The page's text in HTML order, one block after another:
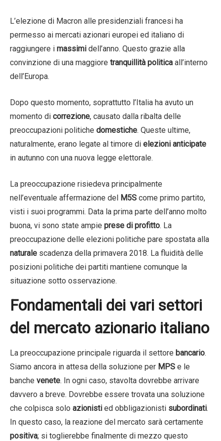
L’elezione di Macron alle presidenziali francesi ha
permesso ai mercati azionari europei ed italiano di
raggiungere i massimi dell’anno. Questo grazie alla
convinzione di una maggiore tranquillità politica all’interno
dell’Europa.
Dopo questo momento, soprattutto l’Italia ha avuto un
momento di correzione, causato dalla ribalta delle
preoccupazioni politiche domestiche. Queste ultime,
naturalmente, erano legate al timore di elezioni anticipate
in autunno con una nuova legge elettorale.
La preoccupazione risiedeva principalmente
nell’eventuale affermazione del M5S come primo partito,
visti i suoi programmi. Data la prima parte dell’anno molto
buona, vi sono state ampie prese di profitto. La
preoccupazione delle elezioni politiche pare spostata alla
naturale scadenza della primavera 2018. La fluidità delle
posizioni politiche dei partiti mantiene comunque la
situazione sotto osservazione.
Fondamentali dei vari settori
del mercato azionario italiano
La preoccupazione principale riguarda il settore bancario.
Siamo ancora in attesa della soluzione per MPS e le
banche venete. In ogni caso, stavolta dovrebbe arrivare
davvero a breve. Dovrebbe essere trovata una soluzione
che colpisca solo azionisti ed obbligazionisti subordinati.
In questo caso, la reazione del mercato sarà certamente
positiva; si toglierebbe finalmente di mezzo questo